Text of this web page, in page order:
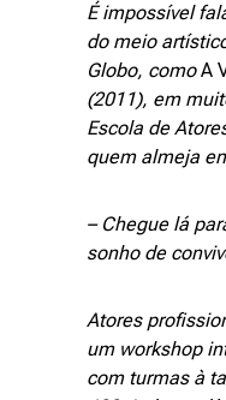
É impossível
do meio
Globo, comoA
(2011), em
Escola de
quem almeja
– Chegue lá
sonho de
Atores
um workshop
com turmas à